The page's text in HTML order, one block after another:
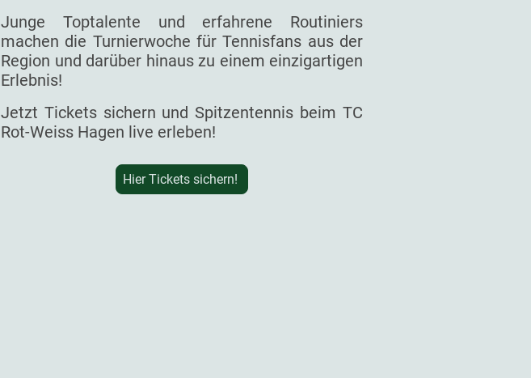
Junge Toptalente und erfahrene Routiniers
machen die Turnierwoche für Tennisfans aus der
Region und darüber hinaus zu einem einzigartigen
Erlebnis!
Jetzt Tickets sichern und Spitzentennis beim TC
Rot-Weiss Hagen live erleben!
Hier Tickets sichern!